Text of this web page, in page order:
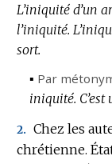
L’iniquité d’un
l’iniquité.
sort.
▪ Par
iniquité.
2. Chez les
chrétienne.